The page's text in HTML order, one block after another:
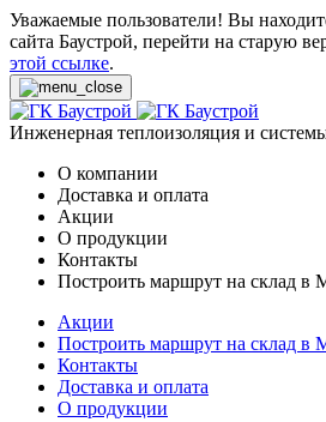
Уважаемые пользователи! Вы
сайта Баустрой, перейти на старую
этой ссылке.
Инженерная теплоизоляция и
О компании
Доставка и оплата
Акции
О продукции
Контакты
Построить маршрут на склад в
Акции
Построить маршрут на склад в
Контакты
Доставка и оплата
О продукции